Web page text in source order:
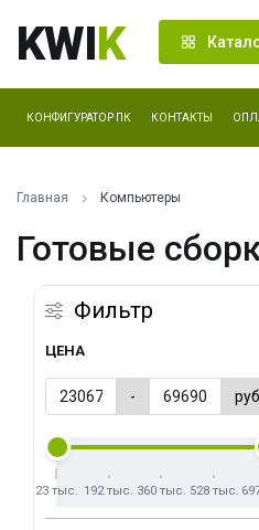
KWIK
КОНФИГУРАТОР ПК КОНТАКТЫ
Главная Компьютеры
Готовые
Фильтр
ЦЕНА
- руб.
23 тыс. 192 тыс. 360 тыс. 528 тыс.